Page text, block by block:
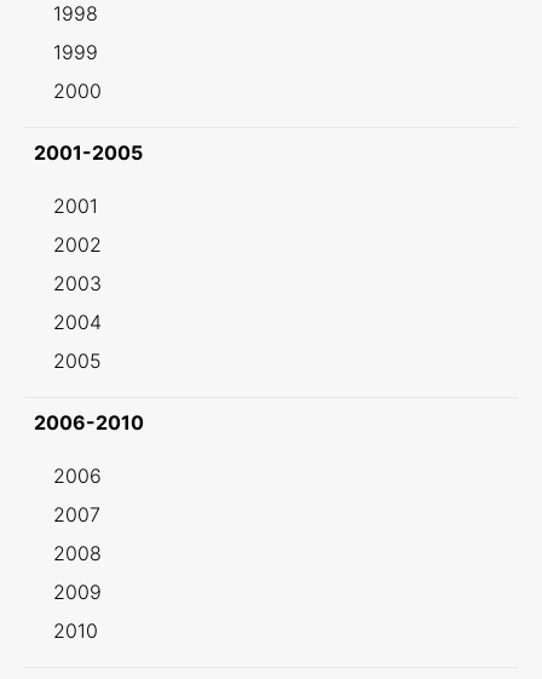
1998
1999
2000
2001-2005
2001
2002
2003
2004
2005
2006-2010
2006
2007
2008
2009
2010